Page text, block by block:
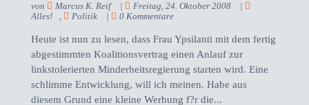
von Marcus K. Reif | Freitag, 24. Oktober 2008
|
Alles!
, Politik | 0 Kommentare
Heute ist nun zu lesen, dass Frau Ypsilanti mit dem fertig
abgestimmten Koalitionsvertrag einen Anlauf zur
linkstolerierten Minderheitsregierung starten wird. Eine
schlimme Entwicklung, will ich meinen. Habe aus
diesem Grund eine kleine Werbung f?r die...